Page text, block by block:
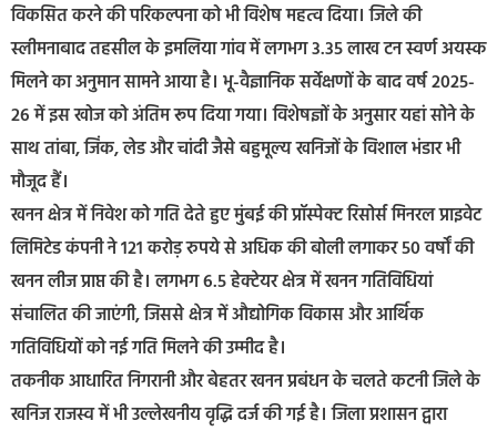
विकसित करने की परिकल्पना को भी विशेष महत्व दिया। जिले की
स्लीमनाबाद तहसील के इमलिया गांव में लगभग 3.35 लाख टन स्वर्ण अयस्क
मिलने का अनुमान सामने आया है। भू-वैज्ञानिक सर्वेक्षणों के बाद वर्ष 2025-
26 में इस खोज को अंतिम रूप दिया गया। विशेषज्ञों के अनुसार यहां सोने के
साथ तांबा, जिंक, लेड और चांदी जैसे बहुमूल्य खनिजों के विशाल भंडार भी
मौजूद हैं।
खनन क्षेत्र में निवेश को गति देते हुए मुंबई की प्रॉस्पेक्ट रिसोर्स मिनरल प्राइवेट
लिमिटेड कंपनी ने 121 करोड़ रुपये से अधिक की बोली लगाकर 50 वर्षों की
खनन लीज प्राप्त की है। लगभग 6.5 हेक्टेयर क्षेत्र में खनन गतिविधियां
संचालित की जाएंगी, जिससे क्षेत्र में औद्योगिक विकास और आर्थिक
गतिविधियों को नई गति मिलने की उम्मीद है।
तकनीक आधारित निगरानी और बेहतर खनन प्रबंधन के चलते कटनी जिले के
खनिज राजस्व में भी उल्लेखनीय वृद्धि दर्ज की गई है। जिला प्रशासन द्वारा